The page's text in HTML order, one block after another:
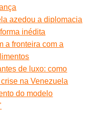
azedou a diplomacia
inédita
a fronteira com a
de luxo: como
na Venezuela
do modelo